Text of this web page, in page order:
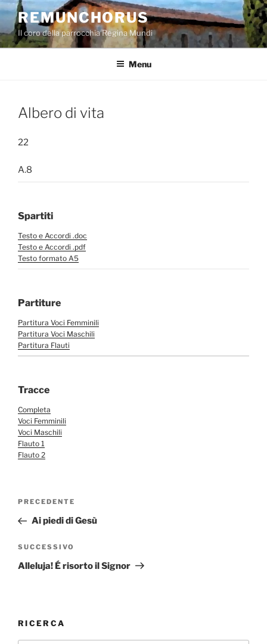
Salta
contenuto
REMUNCHORUS
Il coro della parrocchia Regina Mundi
Menu
Albero di vita
22
A.8
Spartiti
Testo e Accordi .doc
Testo e Accordi .pdf
Testo formato A5
Partiture
Partitura Voci Femminili
Partitura Voci Maschili
Partitura Flauti
Tracce
Completa
Voci Femminili
Voci Maschili
Flauto 1
Flauto 2
Navigazione
Articolo
precedente:
PRECEDENTE
Ai piedi di Gesù
Articolo
successivo
SUCCESSIVO
Alleluja! É risorto il Signor
RICERCA